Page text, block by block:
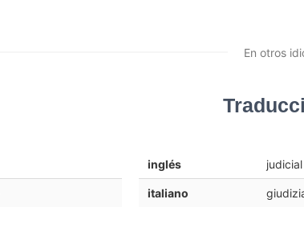
En otros
inglés judicial
italiano